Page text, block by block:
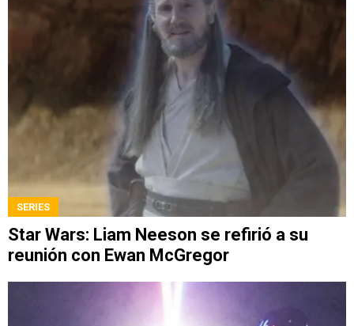
SERIES
Star Wars: Liam Neeson se refirió a su
reunión con Ewan McGregor